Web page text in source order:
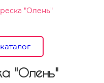
"Олень"
"Олень"